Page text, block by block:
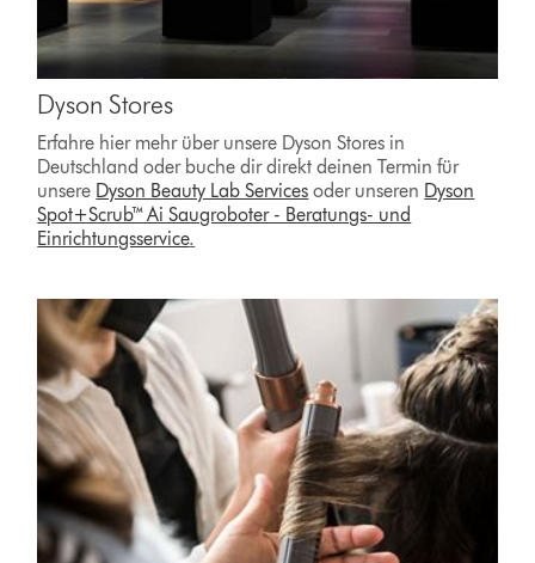
Dyson Stores
Erfahre hier mehr über unsere Dyson Stores in
Deutschland oder buche dir direkt deinen Termin für
unsere Dyson Beauty Lab Services oder unseren Dyson
Spot+Scrub™ Ai Saugroboter - Beratungs- und
Einrichtungsservice.